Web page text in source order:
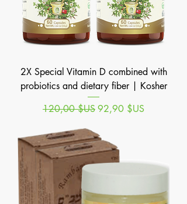
2X Special Vitamin D combined with
probiotics and dietary fiber | Kosher
Prix original
120,00 $USPrix promotionnel
92,90 $US